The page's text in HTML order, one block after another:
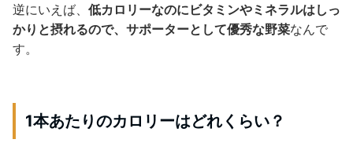
逆にいえば、 低カロリーなのにビタミンやミネラルはしっ
かりと摂れるので、サポーターとして優秀な野菜なんで
す。
1本あたりのカロリーはどれくらい？